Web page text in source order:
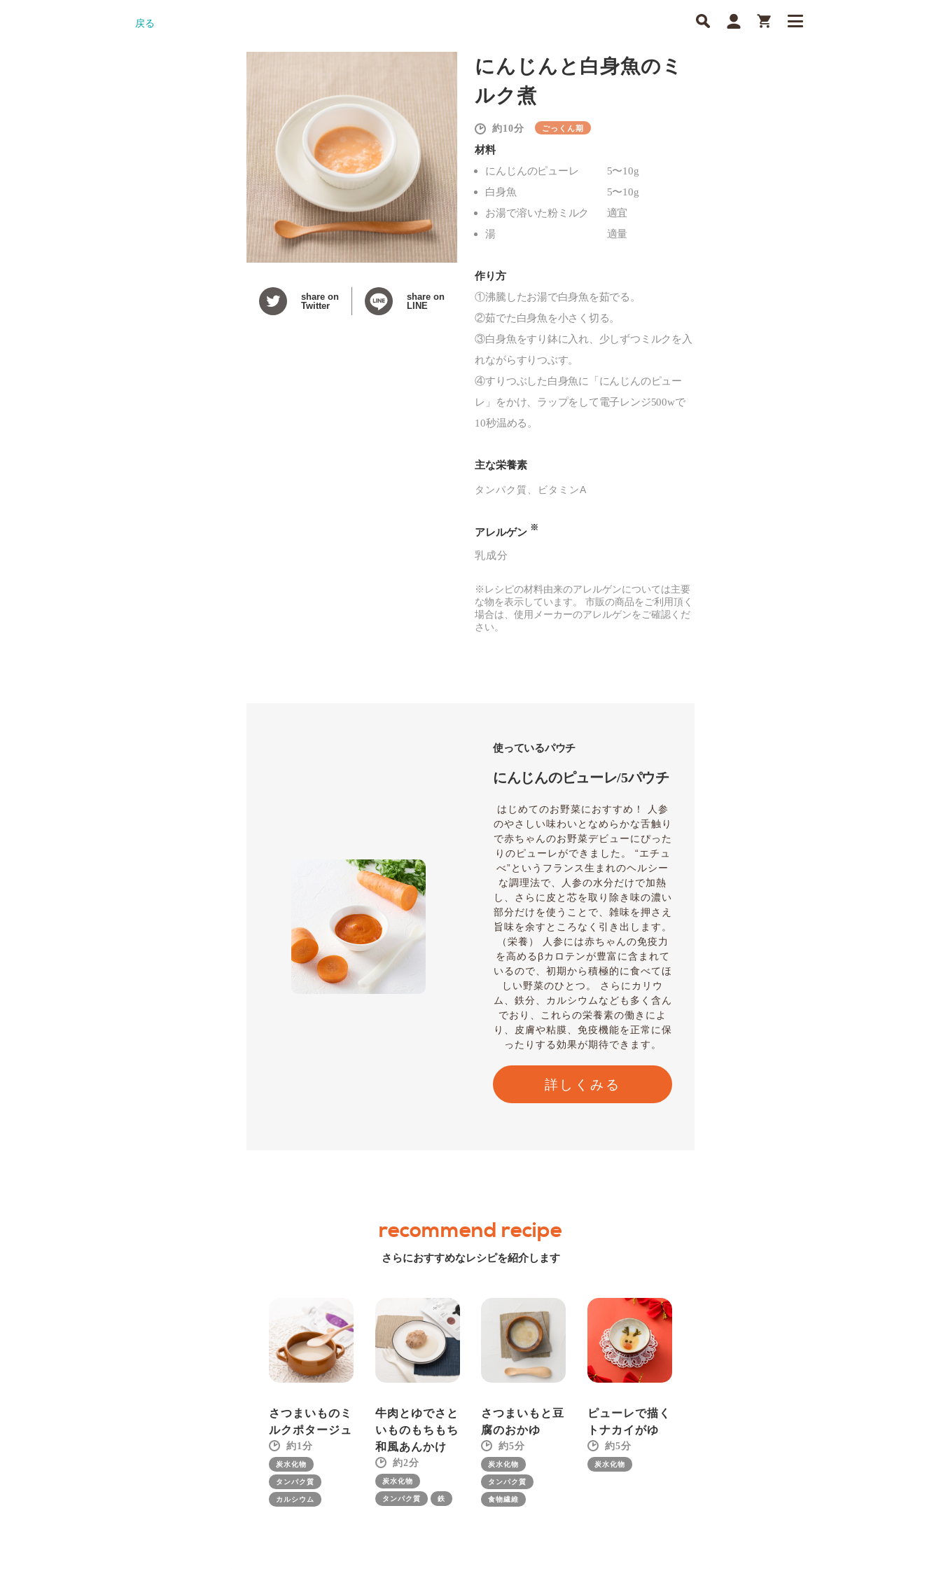
戻る
share on
Twitter
share on
LINE
にんじんと白身魚のミ
ルク煮
10 ごっくん期
材料
にんじんのピューレ 5〜10g
白身魚 5〜10g
お湯で溶いた粉ミルク 適宜
湯 適量
作り方
①沸騰したお湯で白身魚を茹でる。
②茹でた白身魚を小さく切る。
③白身魚をすり鉢に入れ、少しずつミルクを入
れながらすりつぶす。
④すりつぶした白身魚に「にんじんのピュー
レ」をかけ、ラップをして電子レンジ500wで
10秒温める。
主な栄養素
タンパク質 ビタミンA
アレルゲン ※
乳成分
※レシピの材料由来のアレルゲンについては主要
な物を表示しています。 市販の商品をご利用頂く
場合は、使用メーカーのアレルゲンをご確認くだ
さい。
使っているパウチ
にんじんのピューレ/5パウチ
はじめてのお野菜におすすめ！ 人参
のやさしい味わいとなめらかな舌触り
で赤ちゃんのお野菜デビューにぴった
りのピューレができました。 “エチュ
べ”というフランス生まれのヘルシー
な調理法で、人参の水分だけで加熱
し、さらに皮と芯を取り除き味の濃い
部分だけを使うことで、雑味を押さえ
旨味を余すところなく引き出します。
（栄養） 人参には赤ちゃんの免疫力
を高めるβカロテンが豊富に含まれて
いるので、初期から積極的に食べてほ
しい野菜のひとつ。 さらにカリウ
ム、鉄分、カルシウムなども多く含ん
でおり、これらの栄養素の働きによ
り、皮膚や粘膜、免疫機能を正常に保
ったりする効果が期待できます。
詳しくみる
recommend recipe
さらにおすすめなレシピを紹介します
さつまいものミ
ルクポタージュ
1
炭水化物
タンパク質
カルシウム
牛肉とゆでさと
いものもちもち
和風あんかけ
2
炭水化物
タンパク質 鉄
さつまいもと豆
腐のおかゆ
5
炭水化物
タンパク質
食物繊維
ピューレで描く
トナカイがゆ
5
炭水化物